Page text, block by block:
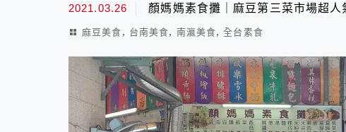
麻豆素食推薦
2021.03.26 顏媽媽素食攤｜麻豆第三菜市場超人
麻豆美食 , 台南美食, 南瀛美食,全台素食